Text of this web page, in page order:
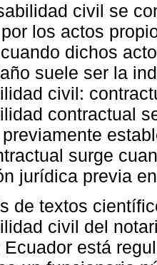
civil se
los actos
dichos
suele ser la
civil:
contractual
surge
jurídica previa
de textos
civil del
Ecuador está